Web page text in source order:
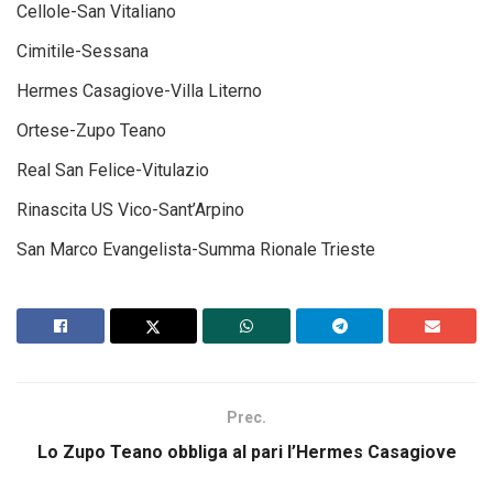
Cellole-San Vitaliano
Cimitile-Sessana
Hermes Casagiove-Villa Literno
Ortese-Zupo Teano
Real San Felice-Vitulazio
Rinascita US Vico-Sant’Arpino
San Marco Evangelista-Summa Rionale Trieste
Prec.
Lo Zupo Teano obbliga al pari l’Hermes Casagiove